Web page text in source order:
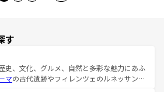
す
史、文化、グルメ、自然と多彩な魅力にあふ
マの古代遺跡やフィレンツェのルネッサンス